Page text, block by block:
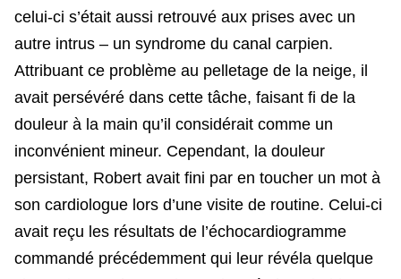
celui-ci s’était aussi retrouvé aux prises avec un
autre intrus – un syndrome du canal carpien.
Attribuant ce problème au pelletage de la neige, il
avait persévéré dans cette tâche, faisant fi de la
douleur à la main qu’il considérait comme un
inconvénient mineur. Cependant, la douleur
persistant, Robert avait fini par en toucher un mot à
son cardiologue lors d’une visite de routine. Celui-ci
avait reçu les résultats de l’échocardiogramme
commandé précédemment qui leur révéla quelque